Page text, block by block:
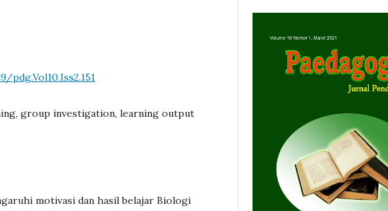
group investigation, learning output
motivasi dan hasil belajar Biologi